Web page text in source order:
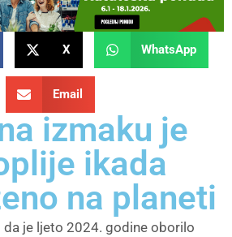
X WhatsApp
Email
izmaku je
ikada
na planeti
je ljeto 2024. godine oborilo